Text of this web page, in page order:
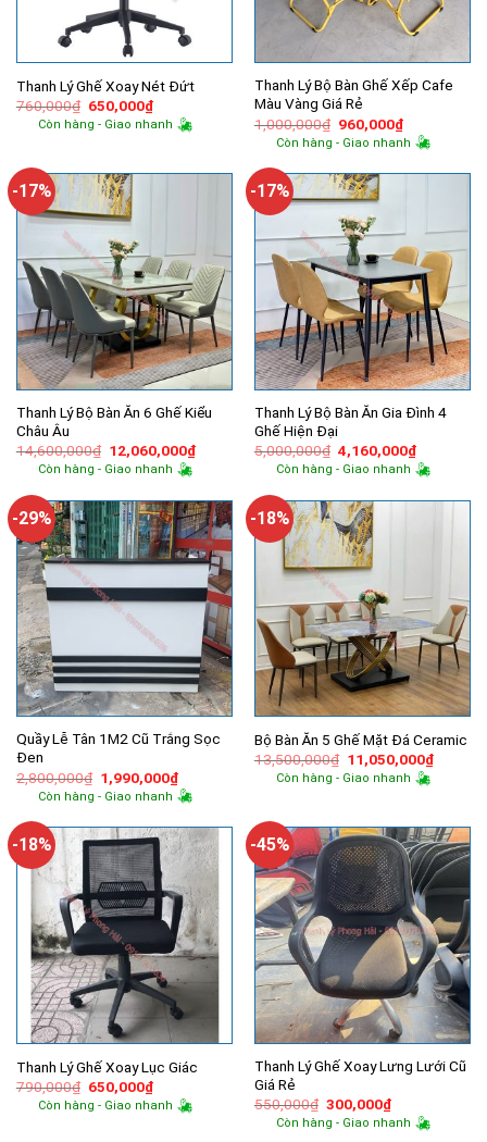
Thanh Lý Ghế Xoay Nét Đứt
760,000₫ Giá
gốc
là:
650,000₫Giá
hiện
tại
Còn hàng - Giao nhanh
Thanh Lý Bộ Bàn Ghế Xếp Cafe
Màu Vàng Giá Rẻ
1,000,000₫ Giá
gốc
là:
960,000₫Giá
hiện
tại
960,000₫.
Còn hàng - Giao nhanh
-17%
Thanh Lý Bộ Bàn Ăn 6 Ghế Kiểu
Châu Âu
14,600,000₫ Giá
gốc
là:
12,060,000₫Giá
hiện
12,060,000₫.
Còn hàng - Giao nhanh
-17%
Thanh Lý Bộ Bàn Ăn Gia Đình 4
Ghế Hiện Đại
5,000,000₫ Giá
gốc
là:
4,160,000₫Giá
hiện
tại
Còn hàng - Giao nhanh
-29%
Quầy Lễ Tân 1M2 Cũ Trắng Sọc
Đen
2,800,000₫ Giá
gốc
là:
1,990,000₫Giá
hiện
tại
1,990,000₫.
Còn hàng - Giao nhanh
-18%
Bộ Bàn Ăn 5 Ghế Mặt Đá Ceramic
13,500,000₫ Giá
gốc
là:
11,050,000₫Giá
hiện
Còn hàng - Giao nhanh
-18%
Thanh Lý Ghế Xoay Lục Giác
790,000₫ Giá
gốc
là:
650,000₫Giá
hiện
tại
Còn hàng - Giao nhanh
-45%
Thanh Lý Ghế Xoay Lưng Lưới Cũ
Giá Rẻ
550,000₫ Giá
gốc
là:
300,000₫Giá
hiện
tại
Còn hàng - Giao nhanh